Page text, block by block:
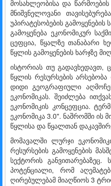
მოსახლეობისა და
მნიშვნელოვანი
უპირატესობების
გამოყენება ეკონომიკურ
ცეფცია, წყალზე თანაბარი
წყლის გამოყენების ხარჯზე
ისტორიას თუ გადავხედავთ,
წყლის რესურსების
დიდი გეოგრაფიული
ეკონომიკას. შეიძლება
ეკონომიკის კონცეფცია.
ეკონომიკა 3.0". ნაშრომში ის
წყლისა და წყალთან
მომავალში ლურჯი
რესურსების გამოყენების
სექტორის
პოტენციალი, რომ
ღირებულებამ მიაღწიოს 3